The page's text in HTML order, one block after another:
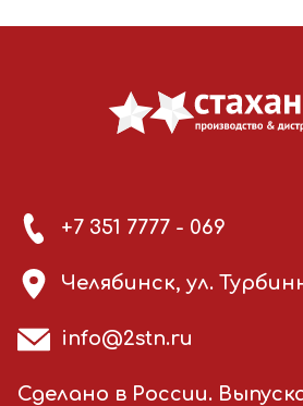
+7 351 7777 - 069
Челябинск, ул.
info@2stn.ru
Сделано в России.